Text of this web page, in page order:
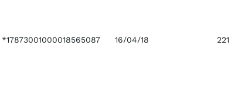
*17873001000018565087 16/04/18 221